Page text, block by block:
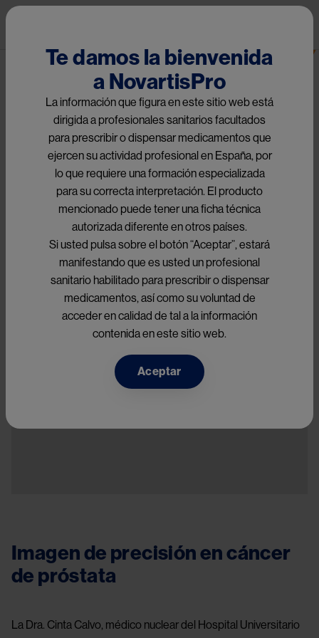
Pasar al contenido principal
Oncología
Ruta de navegación
Patient Journey
Cáncer de próstata
Imagen de precisión en cáncer
de próstata
La Dra. Cinta Calvo, médico nuclear del Hospital Universitario
Te damos la bienvenida
a NovartisPro
La información que figura en este sitio web está
dirigida a profesionales sanitarios facultados
para prescribir o dispensar medicamentos que
ejercen su actividad profesional en España, por
lo que requiere una formación especializada
para su correcta interpretación. El producto
mencionado puede tener una ficha técnica
autorizada diferente en otros países.
Si usted pulsa sobre el botón “Aceptar”, estará
manifestando que es usted un profesional
sanitario habilitado para prescribir o dispensar
medicamentos, así como su voluntad de
acceder en calidad de tal a la información
contenida en este sitio web.
Aceptar